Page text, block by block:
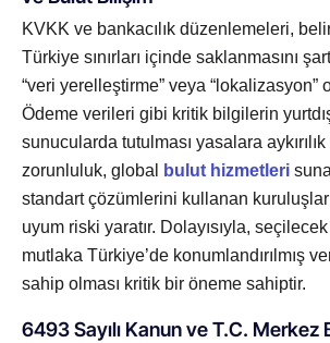
KVKK ve bankacılık düzenlemeleri,
Türkiye sınırları içinde saklanmasını
“veri yerelleştirme” veya “lokalizasyon”
Ödeme verileri gibi kritik bilgilerin
sunucularda tutulması yasalara
zorunluluk, global
bulut hizmetleri
standart çözümlerini kullanan
uyum riski yaratır. Dolayısıyla, seçilecek
mutlaka Türkiye’de konumlandırılmış
sahip olması kritik bir öneme sahiptir.
6493 Sayılı Kanun ve T.C. Merkez